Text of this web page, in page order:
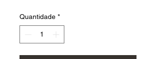
Quantidade *